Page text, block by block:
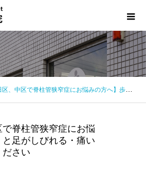
中区で脊柱管狭窄症にお悩みの方へ】歩くと足がしびれる・痛い症状はご相談ください
で脊柱管狭窄症にお悩
足がしびれる・痛い
さい